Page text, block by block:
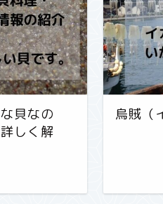
貝なの
しく解
烏賊（